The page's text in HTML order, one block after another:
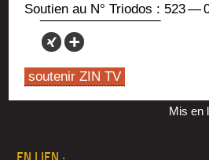
Sou­tien au N° Trio­dos : 523 —
soutenir ZIN TV
Mis en